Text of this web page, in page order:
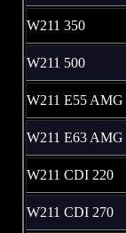
W211 350
W211 500
W211 E55 AMG
W211 E63 AMG
W211 CDI 220
W211 CDI 270